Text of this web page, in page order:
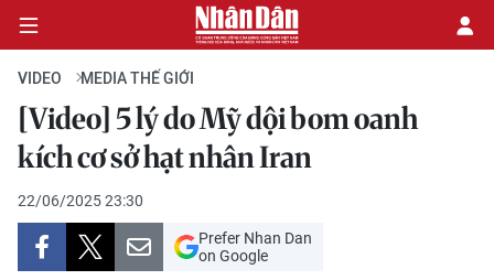
CHÍNH TRỊ
KINH TẾ
VĂN HÓA
VIDEO MEDIA THẾ GIỚI
[Video] 5 lý do Mỹ dội bom oanh
kích cơ sở hạt nhân Iran
22/06/2025 23:30
Prefer Nhan Dan
on Google